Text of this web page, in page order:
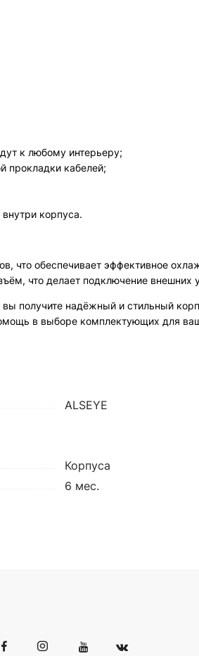
к любому интерьеру;
прокладки кабелей;
корпуса.
что обеспечивает эффективное
что делает подключение
получите надёжный и стильный
в выборе комплектующих для
ALSEYE
Корпуса
6 мес.